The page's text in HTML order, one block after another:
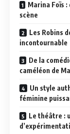
Marina Foïs
scène
Les Robins
incontournable
De la
caméléon de
Un style
féminine
Le théâtre :